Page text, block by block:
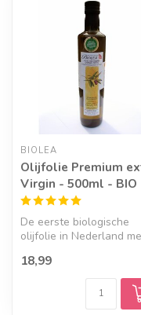
BIOLEA
Olijfolie Premium
Virgin - 500ml - BIO
De eerste biologische
olijfolie in Nederland
certificaat...
18,99